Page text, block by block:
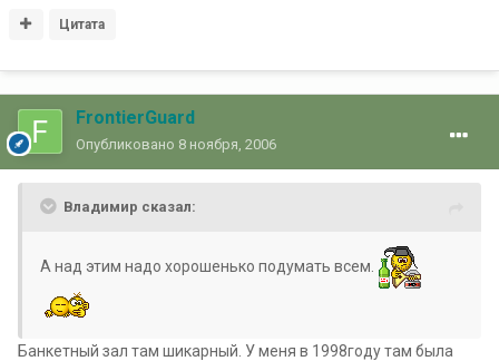
Цитата
FrontierGuard
Опубликовано 8 ноября, 2006
Владимир сказал:
А над этим надо хорошенько подумать всем.
Банкетный зал там шикарный. У меня в 1998году там была